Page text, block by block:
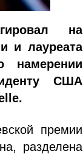
на
и лауреата
намерении
США
премии
разделена